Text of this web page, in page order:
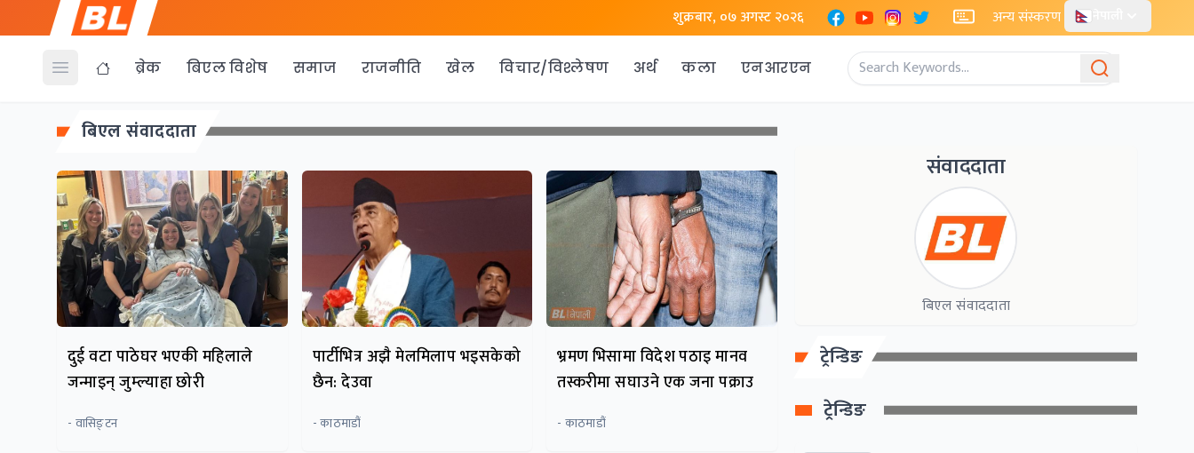
शुक्रबार, ०७ अगस्ट २०२६ FacebookYouTubeInstagram
X अन्य संस्करण
Open menu ब्रेक बिएल विशेष समाज राजनीति खेल विचार/विश्लेषण अर्थ कला एनआरएन
बिएल संवाददाता
दुई वटा पाठेघर भएकी महिलाले
जन्माइन् जुम्ल्याहा छोरी
- वासिङ्टन
पार्टीभित्र अझै मेलमिलाप भइसकेको
छैन: देउवा
- काठमाडौं
भ्रमण भिसामा विदेश पठाइ मानव
तस्करीमा सघाउने एक जना पक्राउ
- काठमाडौं
संवाददाता
बिएल संवाददाता
ट्रेन्डिङ
ट्रेन्डिङ